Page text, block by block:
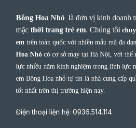
Bông Hoa Nhỏ là đơn vị kinh doanh
mặc thời trang trẻ em. Chúng tôi
em trên toàn quốc với nhiều mẫu mã đa
Hoa Nhỏcó cơ sở may tại Hà Nội, với thế
lực nhiều năm kinh nghiệm trong lĩnh lực
em Bông Hoa nhỏ tự tin là nhà cung cấp
tốt nhất trên thị trường hiện nay.
Điện thoại liện hệ: 0936.514.114